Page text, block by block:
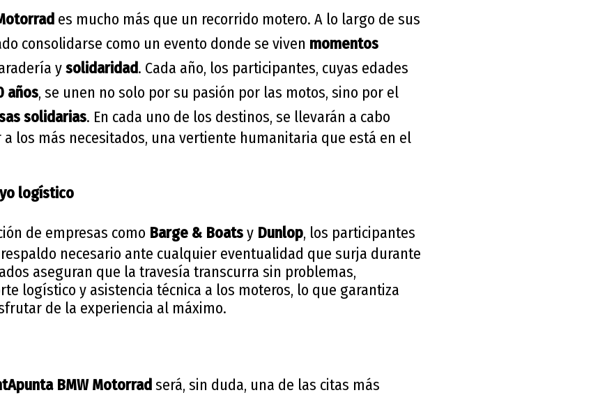
es mucho más que un recorrido motero. A lo largo de sus
consolidarse como un evento donde se viven momentos
ysolidaridad. Cada año, los participantes, cuyas edades
años, se unen no solo por su pasión por las motos, sino por el
solidarias. En cada uno de los destinos, se llevarán a cabo
a los más necesitados, una vertiente humanitaria que está en el
logístico
de empresas como Barge & Boatsy Dunlop, los participantes
necesario ante cualquier eventualidad que surja durante
aseguran que la travesía transcurra sin problemas,
logístico y asistencia técnica a los moteros, lo que garantiza
de la experiencia al máximo.
BMW Motorradserá, sin duda, una de las citas más